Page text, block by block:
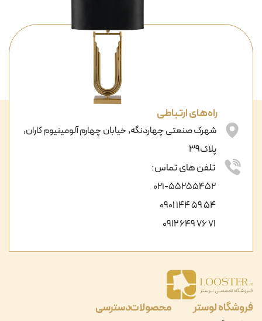
فروشگاه لوستر محصولاتدسترسی
راه‌های ارتباطی
شهرک صنعتی چهاردنگه, خیابان چهارم آلومینیوم کاران,
پلاک39
تلفن های تماس:
021-55255452
54 59 144 0901
71 76 649 0912